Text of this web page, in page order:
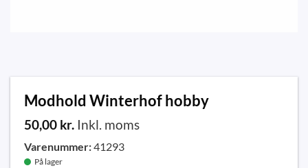
Modhold Winterhof hobby
50,00 kr. Inkl. moms
Varenummer:41293
På lager